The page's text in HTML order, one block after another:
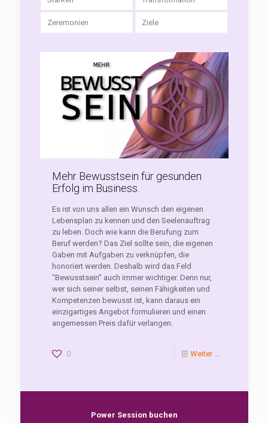
Zeremonien Ziele
Mehr Bewusstsein für gesunden
Erfolg im Business.
Es ist von uns allen ein Wunsch den eigenen
Lebensplan zu kennen und den Seelenauftrag
zu leben. Doch wie kann die Berufung zum
Beruf werden? Das Ziel sollte sein, die eigenen
Gaben mit Aufgaben zu verknüpfen, die
honoriert werden. Deshalb wird das Feld
“Bewusstsein” auch immer wichtiger. Denn nur,
wer sich seiner selbst, seinen Fähigkeiten und
Kompetenzen bewusst ist, kann daraus ein
einzigartiges Angebot formulieren und einen
angemessen Preis dafür verlangen.
0 Weiter ...
Power Session buchen